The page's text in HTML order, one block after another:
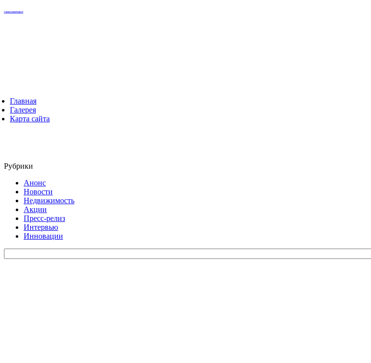
Строительный портал
Главная
Галерея
Карта сайта
Рубрики
Анонс
Новости
Недвижимость
Акции
Пресс-релиз
Интервью
Инновации